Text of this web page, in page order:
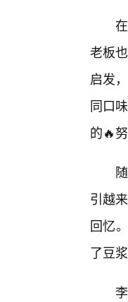
老板
启发
同口
的🔥
引越
回忆
了豆